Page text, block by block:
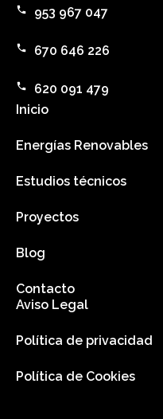
953 967 047
670 646 226
620 091 479
Inicio
Energías Renovables
Estudios técnicos
Proyectos
Blog
Contacto
Aviso Legal
Política de privacidad
Política de Cookies